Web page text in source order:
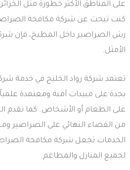
على المناطق الأكثر خطورة مثل الخزائن
كنت تبحث عن شركة مكافحة
رش الصراصير داخل المطبخ، فإن
الأمثل.
تعتمد شركة رواد الخليج في خدمة
بجدة على مبيدات آمنة ومعتمدة
على الطعام أو الأشخاص. كما تقدم
من القضاء النهائي على الصراصير
الخدمات تجعل شركة مكافحة
لجميع المنازل والمطاعم.